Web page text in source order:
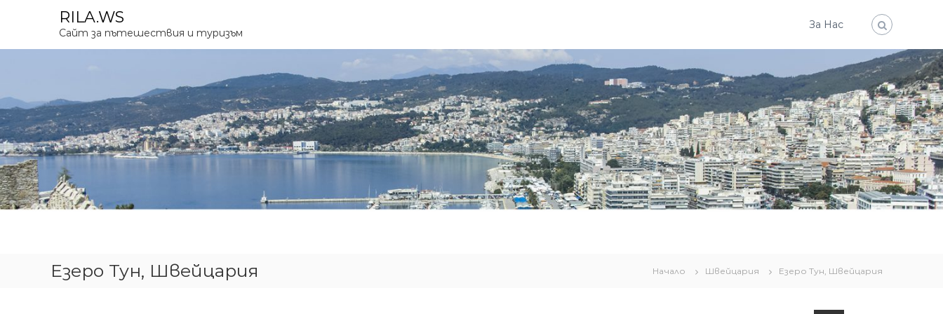
с
ъ
р
ж
а
н
и
е
т
о
RILA.WS
Сайт за пътешествия и туризъм
За Нас
Езеро Тун, Швейцария Начало Швейцария Езеро Тун, Швейцария